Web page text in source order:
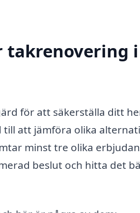
takrenovering i
för att säkerställa ditt
till att jämföra olika
minst tre olika
beslut och hitta det